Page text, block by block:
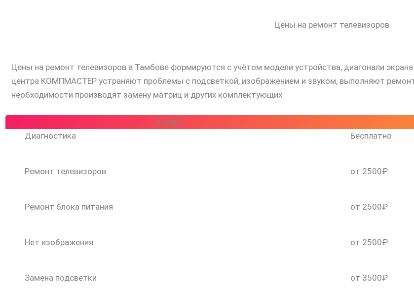
Цены на ремонт телевизоров
Цены на ремонт телевизоров в Тамбове формируются с учётом модели устройства, диагонали
центра КОМПМАСТЕР устраняют проблемы с подсветкой, изображением и звуком, выполняют
необходимости производят замену матриц и других комплектующих
Услуга
Диагностика
Бесплатно
Ремонт телевизоров от 2500₽
Ремонт блока питания от 2500₽
Нет изображения от 2500₽
Замена подсветки от 3500₽